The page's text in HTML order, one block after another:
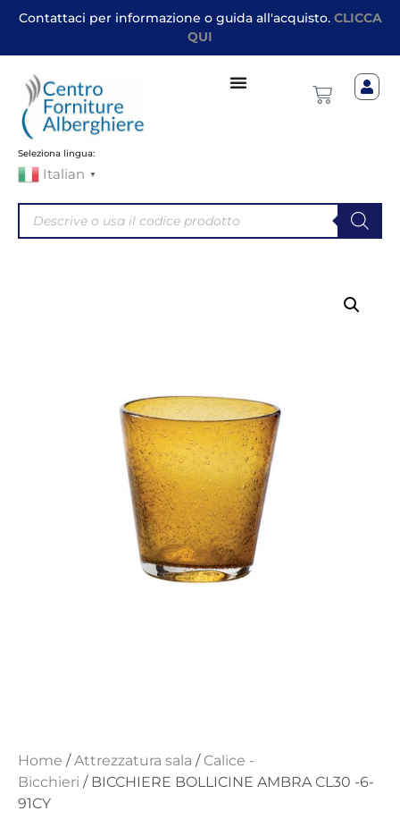
Contattaci per informazione o guida all'acquisto. CLICCA
QUI
Seleziona lingua:
Italian ▼
Home /Attrezzatura sala / Calice -
Bicchieri / BICCHIERE BOLLICINE AMBRA CL30 -6-
91CY